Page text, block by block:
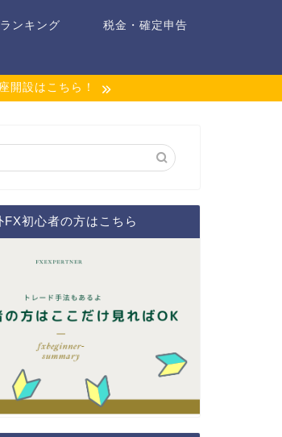
ランキング 税金・確定申告
開設はこちら！
FX初心者の方はこちら